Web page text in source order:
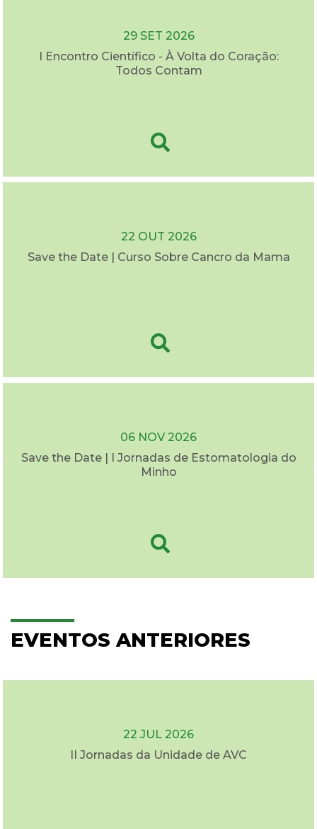
29 SET 2026
I Encontro Científico - À Volta do Coração:
Todos Contam
22 OUT 2026
Save the Date | Curso Sobre Cancro da Mama
06 NOV 2026
Save the Date | I Jornadas de Estomatologia do
Minho
EVENTOS ANTERIORES
22 JUL 2026
II Jornadas da Unidade de AVC